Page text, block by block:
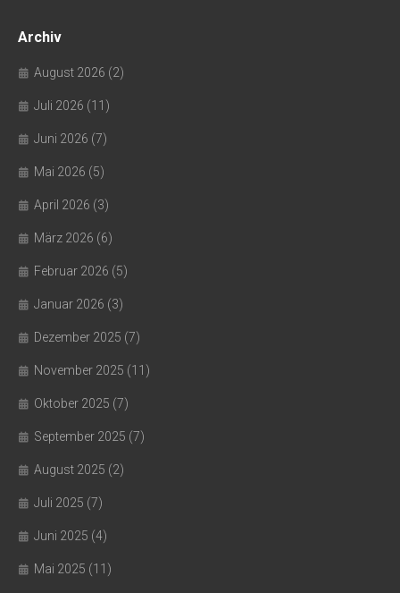
Archiv
August 2026 (2)
Juli 2026 (11)
Juni 2026 (7)
Mai 2026 (5)
April 2026 (3)
März 2026 (6)
Februar 2026 (5)
Januar 2026 (3)
Dezember 2025 (7)
November 2025 (11)
Oktober 2025 (7)
September 2025 (7)
August 2025 (2)
Juli 2025 (7)
Juni 2025 (4)
Mai 2025 (11)